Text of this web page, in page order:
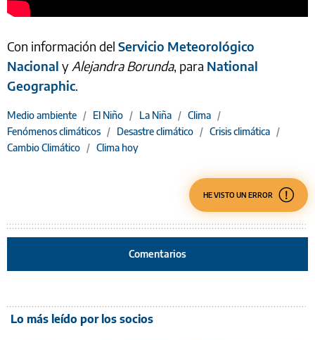
Con información del Servicio Meteorológico
Nacional y Alejandra Borunda, para National
Geographic.
Medio ambiente / El Niño / La Niña / Clima /
Fenómenos climáticos / Desastre climático / Crisis climática /
Cambio Climático / Clima hoy
HE VISTO UN ERROR
Comentarios
Lo más leído por los socios